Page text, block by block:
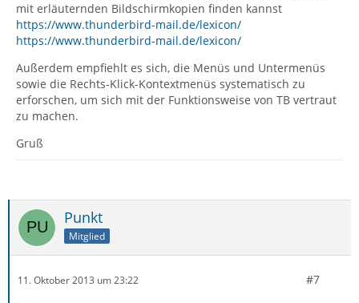
mit erläuternden Bildschirmkopien finden kannst
https://www.thunderbird-mail.de/lexicon/
https://www.thunderbird-mail.de/lexicon/
Außerdem empfiehlt es sich, die Menüs und Untermenüs
sowie die Rechts-Klick-Kontextmenüs systematisch zu
erforschen, um sich mit der Funktionsweise von TB vertraut
zu machen.
Gruß
Punkt
Mitglied
11. Oktober 2013 um 23:22 #7